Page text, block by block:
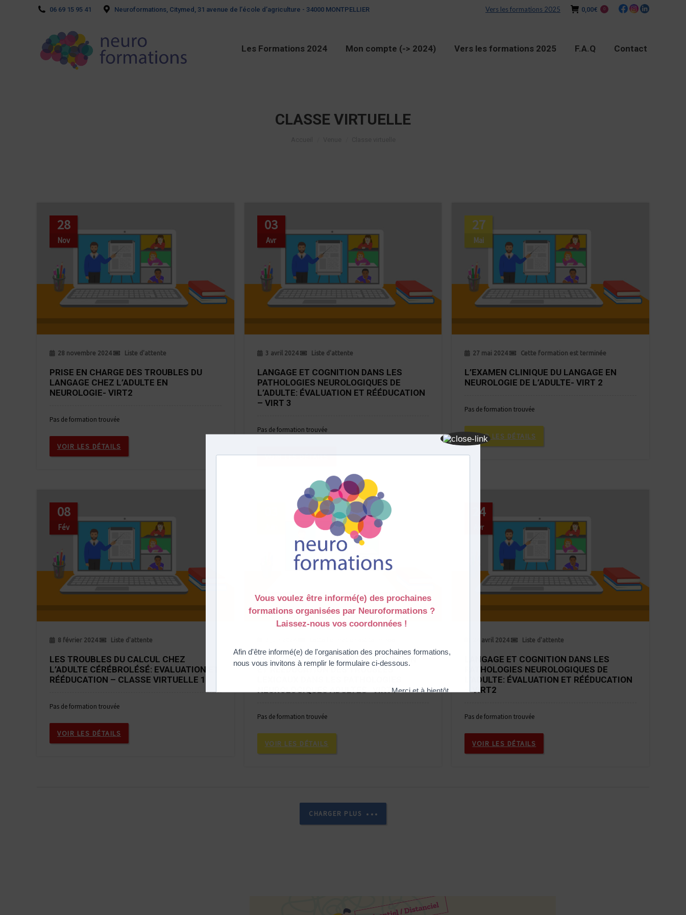
06 69 15 95 41 Neuroformations, Citymed, 31 avenue de l’école d’agriculture - 34000 MONTPELLIER Vers les formations 2025 0,00€ 0
Les Formations 2024 Mon compte (-> 2024) Vers les formations 2025 F.A.Q Contact
CLASSE VIRTUELLE
28
Nov
28 novembre 2024 Liste d'attente
PRISE EN CHARGE DES TROUBLES DU
LANGAGE CHEZ L’ADULTE EN
NEUROLOGIE- VIRT2
Pas de formation trouvée
VOIR LES DÉTAILS
03
Avr
3 avril 2024 Liste d'attente
LANGAGE ET COGNITION DANS LES
PATHOLOGIES NEUROLOGIQUES DE
L’ADULTE: ÉVALUATION ET RÉÉDUCATION
– VIRT 3
Pas de formation trouvée
VOIR LES DÉTAILS
27
Mai
27 mai 2024 Cette formation est terminée
L’EXAMEN CLINIQUE DU LANGAGE EN
NEUROLOGIE DE L’ADULTE- VIRT 2
Pas de formation trouvée
VOIR LES DÉTAILS
08
Fév
8 février 2024 Liste d'attente
LES TROUBLES DU CALCUL CHEZ
L’ADULTE CÉRÉBROLÉSÉ: EVALUATION ET
RÉÉDUCATION – CLASSE VIRTUELLE 1
Pas de formation trouvée
VOIR LES DÉTAILS
LEXIQUE ET NEUROLOGIE: EVALUATION
ET RÉÉDUCATION DES TROUBLES
NEUROLOGIQUES ADULTES- VIRT1
Pas de formation trouvée
VOIR LES DÉTAILS
24
Avr
24 avril 2024 Liste d'attente
LANGAGE ET COGNITION DANS LES
PATHOLOGIES NEUROLOGIQUES DE
L’ADULTE: ÉVALUATION ET RÉÉDUCATION
– VIRT2
Pas de formation trouvée
VOIR LES DÉTAILS
CHARGER PLUS